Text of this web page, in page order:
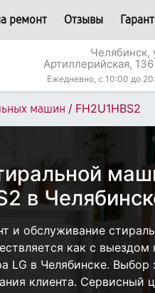
ремонт Отзывы
Челябинск,
Артиллерийская, 136
Ежедневно, с 10:00 до
машин / FH2U1HBS2
в
и обслуживание
как с
LG в Челябинске. Выбор
клиента. Сервисный